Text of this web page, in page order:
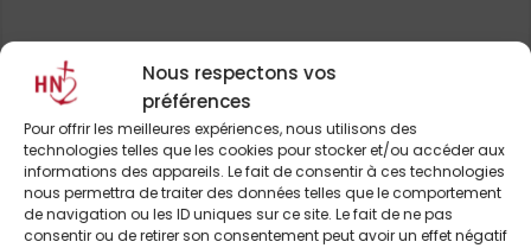
Nous respectons vos
préférences
Pour offrir les meilleures expériences, nous utilisons des
technologies telles que les cookies pour stocker et/ou accéder aux
informations des appareils. Le fait de consentir à ces technologies
nous permettra de traiter des données telles que le comportement
de navigation ou les ID uniques sur ce site. Le fait de ne pas
consentir ou de retirer son consentement peut avoir un effet négatif
la nourriture aux prisonniers de guerre.
Finalement, il y a quarante ans, j’ai fondé
Tous entrepreneurs pour la paix, s’inscrivant
dans la lignée d’une autre association qui
s’appelait la Halte du cœur ou l’Aide
participative de proximité. Ce
fonctionnement était assez inédit. J’ai
Pour continuer à lire cet
article
et de nombreux autres